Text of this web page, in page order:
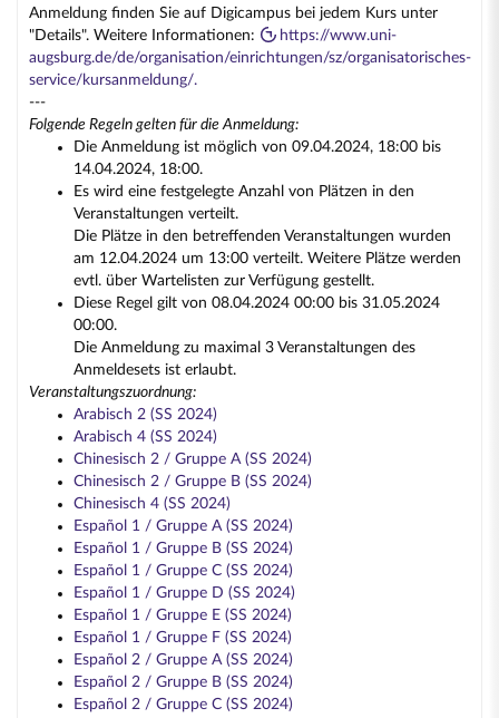
Anmeldung finden Sie auf Digicampus bei jedem Kurs unter
"Details". Weitere Informationen:
https://www.uni-
augsburg.de/de/organisation/einrichtungen/sz/organisatorisches-
service/kursanmeldung/.
---
Folgende Regeln gelten für die Anmeldung:
Die Anmeldung ist möglich von 09.04.2024, 18:00 bis
14.04.2024, 18:00.
Es wird eine festgelegte Anzahl von Plätzen in den
Veranstaltungen verteilt.
Die Plätze in den betreffenden Veranstaltungen wurden
am 12.04.2024 um 13:00 verteilt. Weitere Plätze werden
evtl. über Wartelisten zur Verfügung gestellt.
Diese Regel gilt von 08.04.2024 00:00 bis 31.05.2024
00:00.
Die Anmeldung zu maximal 3 Veranstaltungen des
Anmeldesets ist erlaubt.
Veranstaltungszuordnung:
Arabisch 2 (SS 2024)
Arabisch 4 (SS 2024)
Chinesisch 2 / Gruppe A (SS 2024)
Chinesisch 2 / Gruppe B (SS 2024)
Chinesisch 4 (SS 2024)
Español 1 / Gruppe A (SS 2024)
Español 1 / Gruppe B (SS 2024)
Español 1 / Gruppe C (SS 2024)
Español 1 / Gruppe D (SS 2024)
Español 1 / Gruppe E (SS 2024)
Español 1 / Gruppe F (SS 2024)
Español 2 / Gruppe A (SS 2024)
Español 2 / Gruppe B (SS 2024)
Español 2 / Gruppe C (SS 2024)